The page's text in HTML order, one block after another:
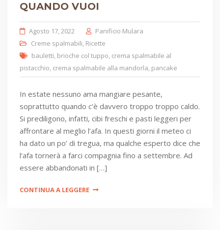
QUANDO VUOI
Agosto 17, 2022
Panificio Mulara
Creme spalmabili, Ricette
bauletti, brioche col tuppo, crema spalmabile al
pistacchio, crema spalmabile alla mandorla, pancake
In estate nessuno ama mangiare pesante,
soprattutto quando c’è davvero troppo troppo caldo.
Si prediligono, infatti, cibi freschi e pasti leggeri per
affrontare al meglio l’afa. In questi giorni il meteo ci
ha dato un po’ di tregua, ma qualche esperto dice che
l’afa tornerà a farci compagnia fino a settembre. Ad
essere abbandonati in […]
CONTINUA A LEGGERE